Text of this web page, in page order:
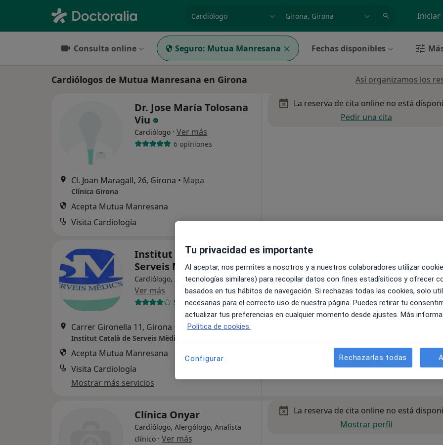
especialidad, enfermedad o nombre Iniciar
Consulta online Seguro: Mutua Manresana Fechas disponibles
Cardiólogos de Mutua Manresana en Girona Así organizamos los
Dr. Jose María Tolosana
Viu
Cardiólogo · Ver más
6 opiniones
Cl. Joan Maragall, 26, Girona • Mapa
Clínica Girona
Acepta Mutua Manresana
Visita Cardiología
La reserva de cita online no está
Pedir una cita
Institut Català de
Serveis Mèdics - Girona
Cardiólogo, Alergólogo, Patólogo·
Ver más
50 opiniones
Carrer Gironella 11, Girona • Mapa
Institut Català de Serveis Mèdics - Girona
Acepta Mutua Manresana
Visita Cardiología
Mostrar más servicios
La reserva de cita online no está
Mostrar perfil
Clínica Onyar
Cardiólogo, Alergólogo, Analista
clínico · Ver más
La reserva de cita online no está
Mostrar perfil
Tu privacidad es importante
Al aceptar, nos permites a nosotros y a nuestros colaboradores utilizar
tecnologías similares) para recopilar datos con fines estadísiticos y ofrecer
basados en tus hábitos de navegación. Si rechazas todas las cookies, solo
necesarias para el correcto uso de nuestra página. Puedes retirar tu
actualizar tus preferencias en cualquier momento desde ajustes. Más
Política de cookies.
Configurar Rechazarlas todas